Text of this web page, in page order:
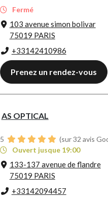
Fermé
103 avenue simon bolivar
75019 PARIS
+33142410986
Prenez un rendez-vous
AS OPTICAL
5
(sur 32 avis
Ouvert jusque 19:00
133-137 avenue de flandre
75019 PARIS
+33142094457